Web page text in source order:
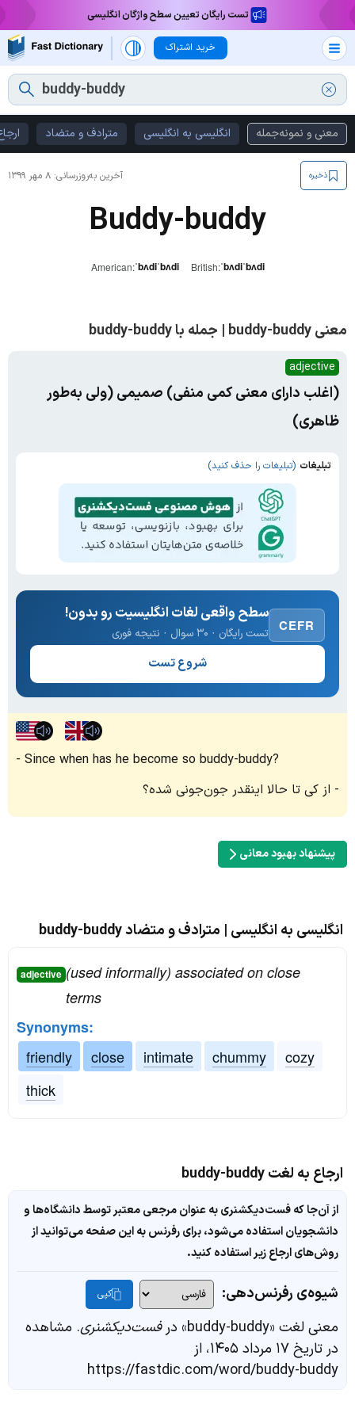
تست رایگان تعیین سطح واژگان انگلیسی
خرید اشتراک
معنی و نمونه‌جمله انگلیسی به انگلیسی مترادف و متضاد
آخرین به‌روزرسانی: ۸ مهر ۱۳۹۹ ذخیره
Buddy-buddy
American:ˈbʌdiˈbʌdi British:ˈbʌdiˈbʌdi
معنی buddy-buddy | جمله با buddy-buddy
adjective
(اغلب دارای معنی کمی منفی) صمیمی (ولی به‌طور
ظاهری)
تبلیغات (تبلیغات را حذف کنید)
CEFR
سطح واقعی لغات انگلیسیت رو بدون!
تست رایگان · ۳۰ سوال · نتیجه فوری
شروع تست
Since when has he become so buddy-buddy?
از کی تا حالا اینقدر جون‌جونی شده؟
پیشنهاد بهبود معانی
انگلیسی به انگلیسی | مترادف و متضاد buddy-buddy
adjective (used informally) associated on close
terms
Synonyms:
friendly
close intimate chummy
cozy
thick
ارجاع به لغت buddy-buddy
از آن‌جا که فست‌دیکشنری به عنوان مرجعی معتبر توسط دانشگاه‌ها و
دانشجویان استفاده می‌شود، برای رفرنس به این صفحه می‌توانید از
روش‌های ارجاع زیر استفاده کنید.
شیوه‌ی رفرنس‌دهی: کپی
معنی لغت «buddy-buddy» در فست‌دیکشنری. مشاهده
در تاریخ ۱۷ مرداد ۱۴۰۵، از
https://fastdic.com/word/buddy-buddy